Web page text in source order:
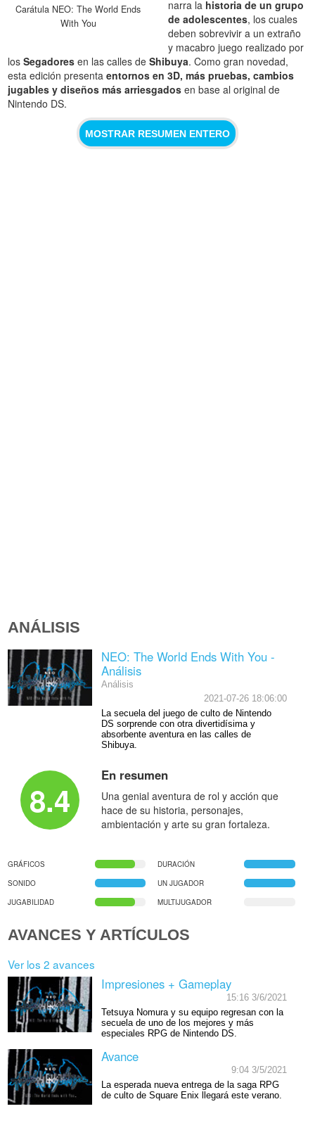
Carátula NEO: The World Ends
With You
narra la historia de un grupo
de adolescentes, los cuales
deben sobrevivir a un extraño
y macabro juego realizado por
losSegadores en las calles deShibuya. Como gran novedad,
esta edición presentaentornos en 3D, más pruebas, cambios
jugables y diseños más arriesgados en base al original de
Nintendo DS.
MOSTRAR RESUMEN ENTERO
ANÁLISIS
NEO: The World Ends With You -
Análisis
Análisis
2021-07-26 18:06:00
La secuela del juego de culto de Nintendo
DS sorprende con otra divertidísima y
absorbente aventura en las calles de
Shibuya.
8.4
En resumen
Una genial aventura de rol y acción que
hace de su historia, personajes,
ambientación y arte su gran fortaleza.
GRÁFICOS
DURACIÓN
SONIDO
UN JUGADOR
JUGABILIDAD
MULTIJUGADOR
AVANCES Y ARTÍCULOS
Ver los 2 avances
Impresiones + Gameplay
15:16 3/6/2021
Tetsuya Nomura y su equipo regresan con la
secuela de uno de los mejores y más
especiales RPG de Nintendo DS.
Avance
9:04 3/5/2021
La esperada nueva entrega de la saga RPG
de culto de Square Enix llegará este verano.